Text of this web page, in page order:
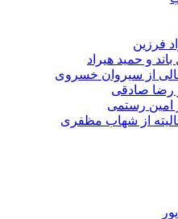
فرزین
و حمید هیراد
از سیروان خسروی
رضا صادقی
امین رستمی
از شهاب مظفری